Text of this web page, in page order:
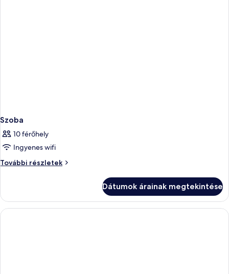
Szoba
10 férőhely
Ingyenes wifi
További részletek
Szoba
Dátumok árainak megtekintése